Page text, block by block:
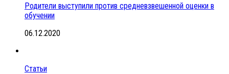
Родители выступили против средневзвешенной оценки в
обучении
06.12.2020
Статьи